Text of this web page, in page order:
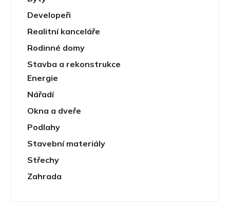
Developeři
Realitní kanceláře
Rodinné domy
Stavba a rekonstrukce
Energie
Nářadí
Okna a dveře
Podlahy
Stavební materiály
Střechy
Zahrada